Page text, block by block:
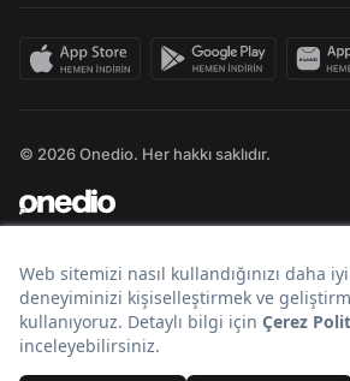
© 2026 Onedio. Her hakkı saklıdır.
Bir markasıdır.